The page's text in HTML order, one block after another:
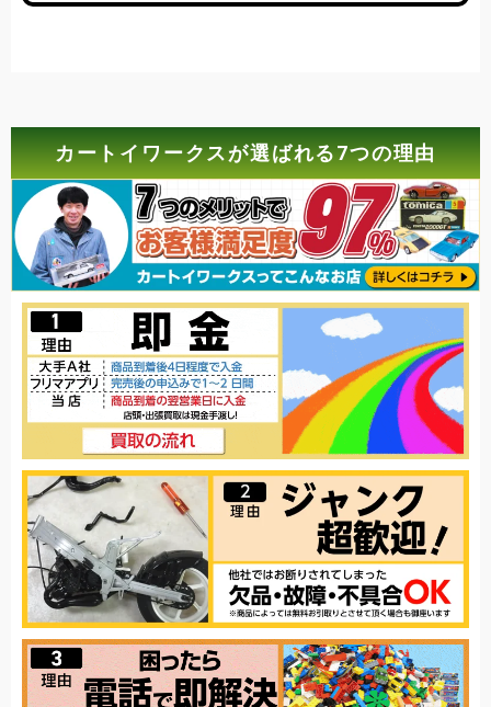
カートイワークスが選ばれる7つの理由